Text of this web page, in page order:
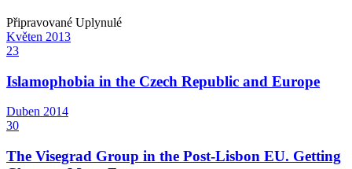
Připravované Uplynulé
Květen 2013
23
Islamophobia in the Czech Republic and Europe
Duben 2014
30
The Visegrad Group in the Post-Lisbon EU. Getting